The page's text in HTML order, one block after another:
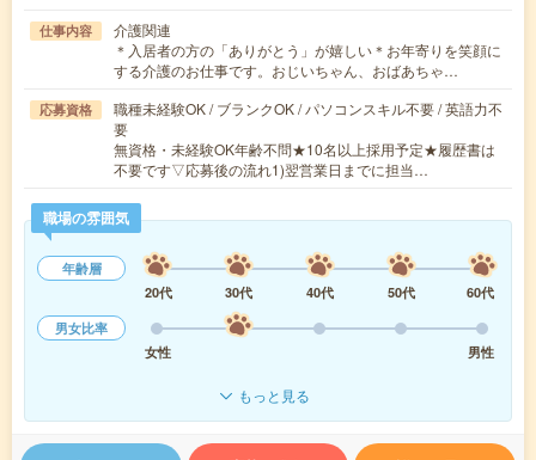
仕事内容
介護関連
＊入居者の方の「ありがとう」が嬉しい＊お年寄りを笑顔に
する介護のお仕事です。おじいちゃん、おばあちゃ…
応募資格
職種未経験OK / ブランクOK / パソコンスキル不要 / 英語力不
要
無資格・未経験OK年齢不問★10名以上採用予定★履歴書は
不要です▽応募後の流れ1)翌営業日までに担当…
職場の雰囲気
年齢層
20代
30代 40代 50代
60代
男女比率
女性
男性
もっと見る